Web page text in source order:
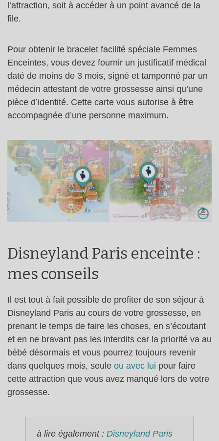
l’attraction, soit à accéder à un point avancé de la
file.
Pour obtenir le bracelet facilité spéciale Femmes
Enceintes, vous devez fournir un justificatif médical
daté de moins de 3 mois, signé et tamponné par un
médecin attestant de votre grossesse ainsi qu’une
pièce d’identité. Cette carte vous autorise à être
accompagnée d’une personne maximum.
Disneyland Paris enceinte :
mes conseils
Il est tout à fait possible de profiter de son séjour à
Disneyland Paris au cours de votre grossesse, en
prenant le temps de faire les choses, en s’écoutant
et en ne bravant pas les interdits car la priorité va au
bébé désormais et vous pourrez toujours revenir
dans quelques mois, seule ou avec lui pour faire
cette attraction que vous avez manqué lors de votre
grossesse.
à lire également : Disneyland Paris